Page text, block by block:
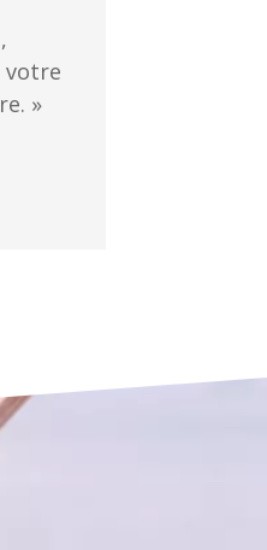
votre
»